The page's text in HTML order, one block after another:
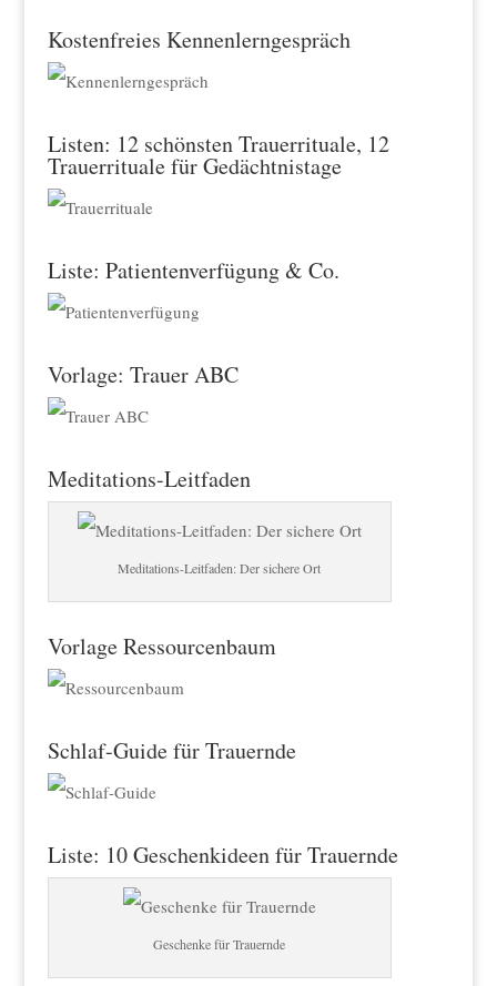
Kostenfreies Kennenlerngespräch
Listen: 12 schönsten Trauerrituale, 12
Trauerrituale für Gedächtnistage
Liste: Patientenverfügung & Co.
Vorlage: Trauer ABC
Meditations-Leitfaden
Meditations-Leitfaden: Der sichere Ort
Vorlage Ressourcenbaum
Schlaf-Guide für Trauernde
Liste: 10 Geschenkideen für Trauernde
Geschenke für Trauernde